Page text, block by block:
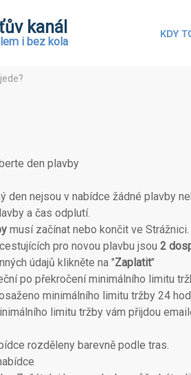
kanál
i bez kola
KDY
den plavby
den nejsou v nabídce žádné plavby
a čas odplutí.
musí začínat nebo končit ve Strážnici.
pro novou plavbu jsou 2
údajů klikněte na "Zaplatit"
po překročení minimálního limitu
minimálního limitu tržby 24
limitu tržby vám přijdou
rozděleny barevně podle tras.